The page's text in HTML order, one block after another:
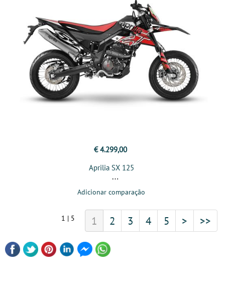
€ 4.299,00
Aprilia SX 125
Adicionar comparação
1 | 5 1 2 3 4 5 > >>